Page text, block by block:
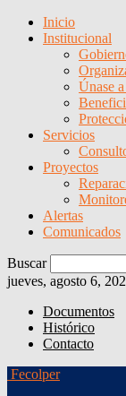
Inicio
Institucional
Únase
Servicios
Proyectos
Alertas
Comunicados
Buscar
jueves, agosto 6,
Documentos
Histórico
Contacto
Fecolper